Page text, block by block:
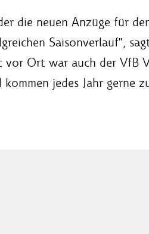
die neuen Anzüge für
Saisonverlauf",
Ort war auch der VfB
jedes Jahr gerne